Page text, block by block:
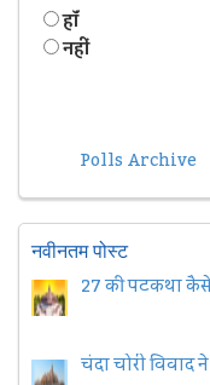
हॉं
नहीं
Polls Archive
नवीनतम पोस्ट
27 की पटकथा
चंदा चोरी